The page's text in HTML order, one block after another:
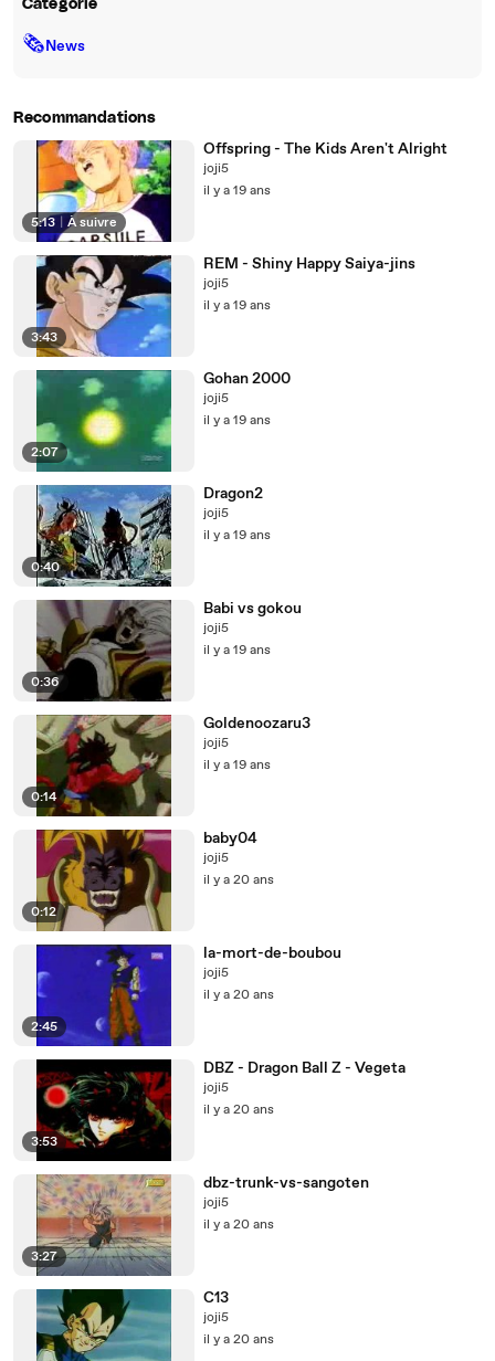
Catégorie
🗞News
Recommandations
5:13 À suivre
Offspring - The Kids Aren't Alright
joji5
il y a 19 ans
3:43
REM - Shiny Happy Saiya-jins
joji5
il y a 19 ans
2:07
Gohan 2000
joji5
il y a 19 ans
0:40
Dragon2
joji5
il y a 19 ans
0:36
Babi vs gokou
joji5
il y a 19 ans
0:14
Goldenoozaru3
joji5
il y a 19 ans
0:12
baby04
joji5
il y a 20 ans
2:45
la-mort-de-boubou
joji5
il y a 20 ans
3:53
DBZ - Dragon Ball Z - Vegeta
joji5
il y a 20 ans
3:27
dbz-trunk-vs-sangoten
joji5
il y a 20 ans
C13
joji5
il y a 20 ans